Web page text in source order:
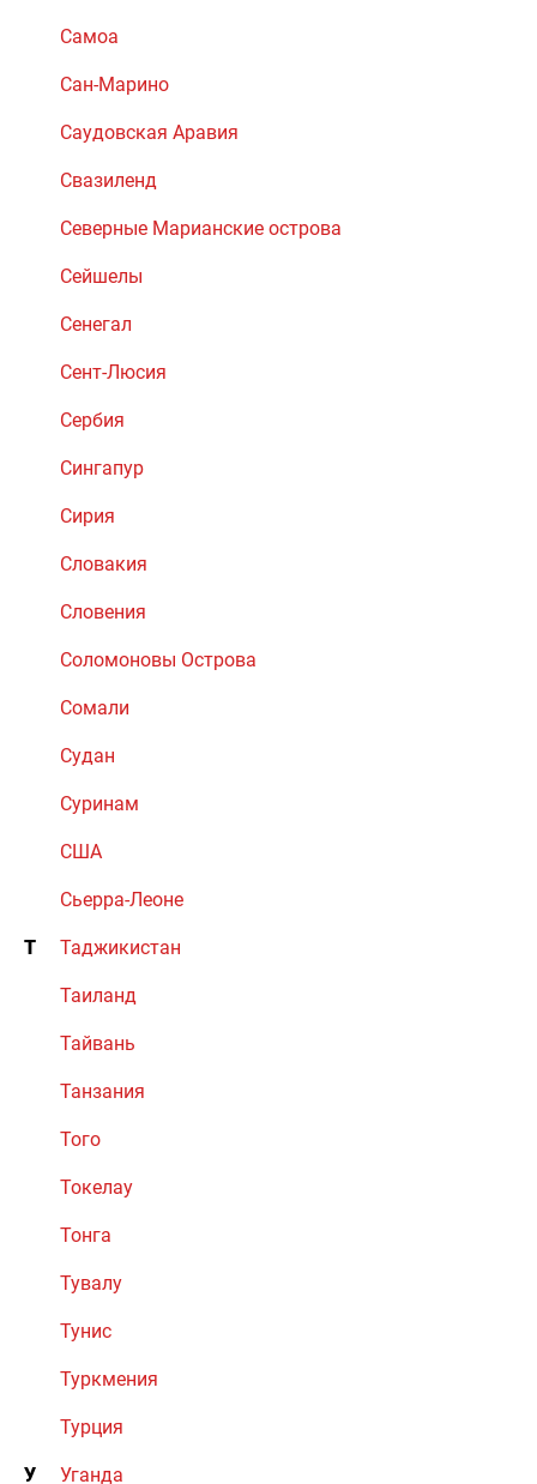
Самоа
Сан-Марино
Саудовская Аравия
Свазиленд
Северные Марианские острова
Сейшелы
Сенегал
Сент-Люсия
Сербия
Сингапур
Сирия
Словакия
Словения
Соломоновы Острова
Сомали
Судан
Суринам
США
Сьерра-Леоне
Т Таджикистан
Таиланд
Тайвань
Танзания
Того
Токелау
Тонга
Тувалу
Тунис
Туркмения
Турция
У Уганда